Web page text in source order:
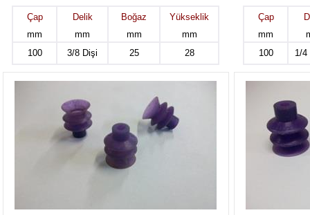
Çap
mm
Delik
mm
Boğaz
mm
Yükseklik
mm
100
3/8 Dişi 25 28
Çap
mm
100
1/4